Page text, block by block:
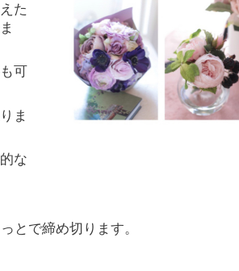
た
可
ま
な
とで締め切ります。